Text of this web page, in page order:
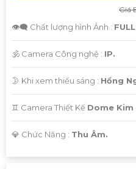
Giá
👁️‍🗨 Chất lượng hình Ảnh :
🕉️ Camera Công nghệ : IP.
🌛 Khi xem thiếu sáng : Hồng
♊ Camera Thiết Kế Dome Kim
️💎 Chức Năng : Thu Âm.